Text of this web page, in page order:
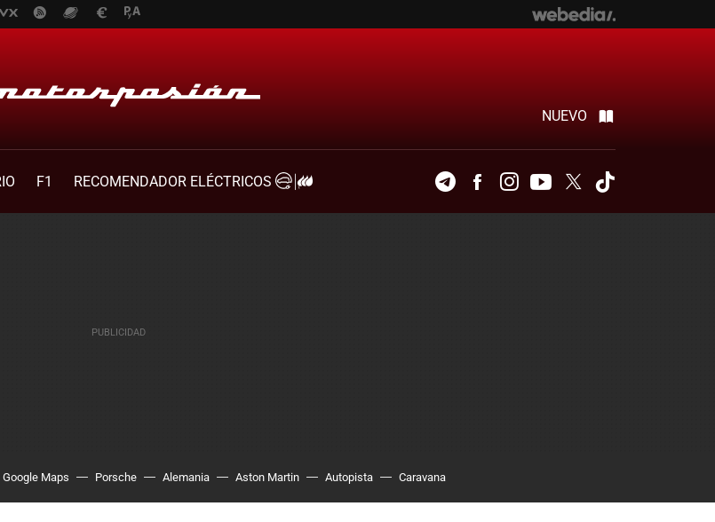
NUEVO
F1
RECOMENDADOR ELÉCTRICOS
TelegramFacebookInstagramYoutubeTwitter
Google Maps Porsche Alemania Aston Martin Autopista Caravana